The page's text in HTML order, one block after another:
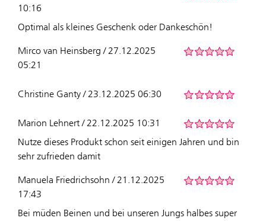
10:16
Optimal als kleines Geschenk oder Dankeschön!
Mirco van Heinsberg / 27.12.2025
05:21
Christine Ganty / 23.12.2025 06:30
Marion Lehnert / 22.12.2025 10:31
Nutze dieses Produkt schon seit einigen Jahren und bin
sehr zufrieden damit
Manuela Friedrichsohn / 21.12.2025
17:43
Bei müden Beinen und bei unseren Jungs halbes super